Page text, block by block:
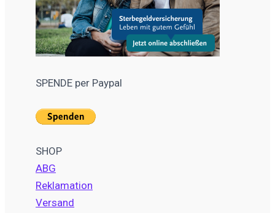
SPENDE per Paypal
SHOP
ABG
Reklamation
Versand